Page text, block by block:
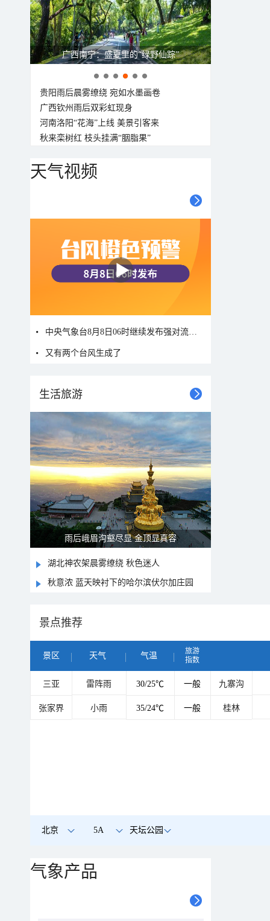
呼伦贝尔草原 藏着最治愈的蓝天白云
贵阳雨后晨雾缭绕 宛如水墨画卷
广西钦州雨后双彩虹现身
河南洛阳“花海”上线 美景引客来
秋来栾树红 枝头挂满“胭脂果”
天气视频
中央气象台8月8日06时继续发布强对流天气蓝色预警
又有两个台风生成了
生活旅游
山水扇面：秋红点缀颐和园西堤
湖北神农架晨雾缭绕 秋色迷人
秋意浓 蓝天映衬下的哈尔滨伏尔加庄园
景点推荐
景区 天气 气温
旅游
指数
三亚 雷阵雨 30/25℃ 一般 九寨沟
张家界 小雨 35/24℃ 一般 桂林
北京 5A 天坛公园
气象产品